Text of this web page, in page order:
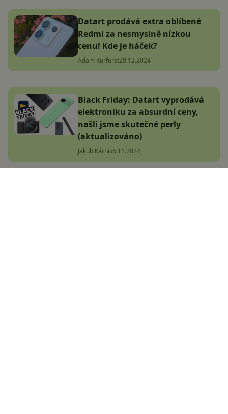
Datart prodává extra oblíbené
Redmi za nesmyslně nízkou
cenu! Kde je háček?
Adam Kurfürst28.12.2024
Black Friday: Datart vyprodává
elektroniku za absurdní ceny,
našli jsme skutečné perly
(aktualizováno)
Jakub Kárník6.11.2024